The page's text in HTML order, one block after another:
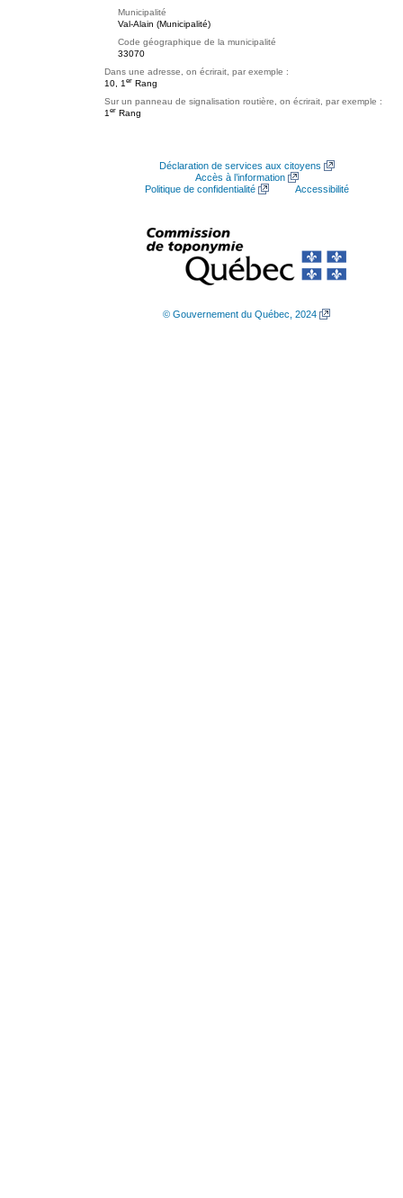
Municipalité
Val-Alain (Municipalité)
Code géographique de la municipalité
33070
Dans une adresse, on écrirait, par exemple :
10, 1 er Rang
Sur un panneau de signalisation routière, on écrirait, par exemple :
1 er Rang
Déclaration de services aux citoyens
Accès à l’information
Politique de confidentialité
Accessibilité
© Gouvernement du Québec, 2024